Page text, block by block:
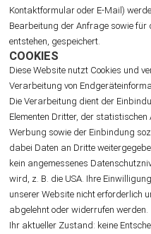
Kontaktformular oder E-Mail)
Bearbeitung der Anfrage sowie
entstehen, gespeichert.
COOKIES
Diese Website nutzt Cookies und
Verarbeitung von
Die Verarbeitung dient der
Elementen Dritter, der
Werbung sowie der Einbindung
dabei Daten an Dritte
kein angemessenes
wird, z. B. die USA. Ihre
unserer Website nicht erforderlich
abgelehnt oder widerrufen werden.
Ihr aktueller Zustand: keine